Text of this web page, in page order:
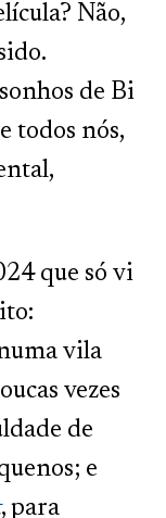
Não,
de Bi
todos nós,
que só vi
vila
vezes
de
e
, para